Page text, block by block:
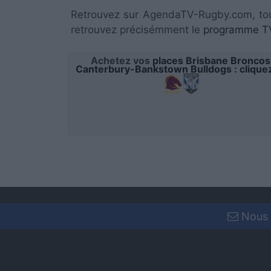
Retrouvez sur AgendaTV-Rugby.com,
retrouvez précisémment le programme
Achetez vos places Brisbane Broncos
Canterbury-Bankstown Bulldogs :